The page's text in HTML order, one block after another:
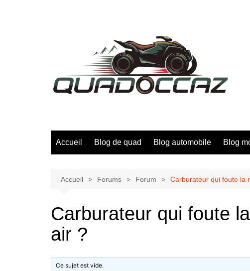
Accueil Blog de quad Blog automobile Blog
Accueil Forums Forum Carburateur qui foute la
Carburateur qui foute
air ?
Ce sujet est vide.